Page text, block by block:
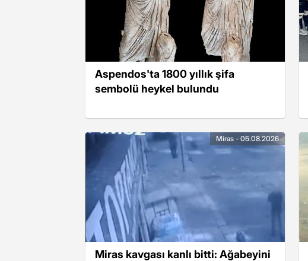
Aspendos'ta 1800 yıllık şifa
sembolü heykel bulundu
Miras kavgası kanlı bitti: Ağabeyini
Miras - 05.08.2026